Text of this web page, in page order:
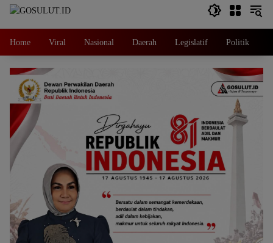
Home Viral Nasional Daerah Legislatif Politik